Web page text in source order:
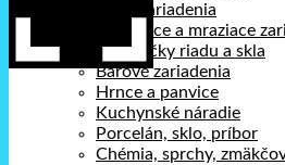
Pizza zariadenia
Chladiace a mraziace
Umývačky riadu a skla
Barové zariadenia
Hrnce a panvice
Kuchynské náradie
Porcelán, sklo, príbor
Chémia, sprchy,